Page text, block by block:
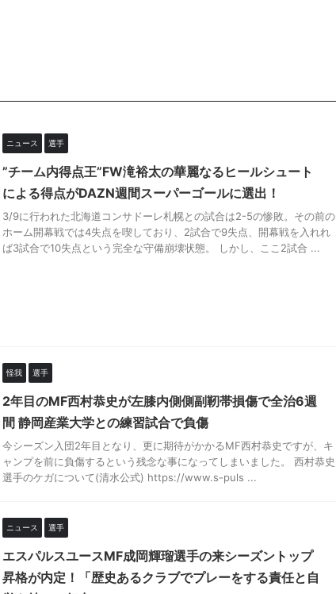
ニュース 選手
”チーム内得点王”FW滝裕太の華麗なるヒールシュート
による得点がDAZN週間スーパーゴールに選出！
3/9に行われた北海道コンサドーレ札幌との試合は2-5の惨敗。その前の
ホーム開幕戦では4失点を喫しており、2試合で9失点、開幕戦を入れれ
ば3試合で10失点という完全な守備崩壊状態。 しかし、ここ2試合 ...
怪我 選手
2年目のMF西村恭史が左膝内側側副靭帯損傷で全治6週
間 静岡産業大学との練習試合で負傷
今シーズン入団2年目となり、更に期待がかかるMF西村恭史ですが、キ
ャンプを前に負傷するという残念な事になってしまいました。 西村恭史
選手のケガについて(清水公式) https://www.s-puls ...
ニュース 選手
エスパルスユースMF成岡輝瑠選手の来シーズントップ
昇格が内定！「歴史あるクラブでプレーをする責任と自